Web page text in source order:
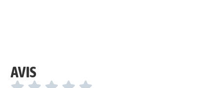
AVIS